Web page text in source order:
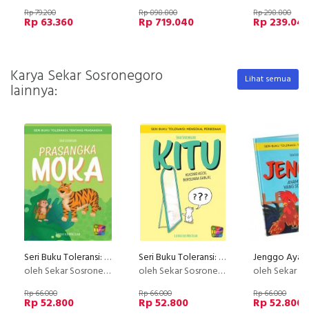
Rp 79.200
Rp 63.360
Rp 898.800
Rp 719.040
Rp 298.800
Rp
Karya Sekar Sosronegoro
lainnya:
Lihat semua
Seri Buku Toleransi: Prasangka Moka
oleh Sekar Sosronegoro
Rp 66.000
Rp 52.800
Seri Buku Toleransi: Kitu Kucing Kecil Bersuara Ganjil
oleh Sekar Sosronegoro
Rp 66.000
Rp 52.800
oleh Sekar
Rp 66.000
Rp 52.800